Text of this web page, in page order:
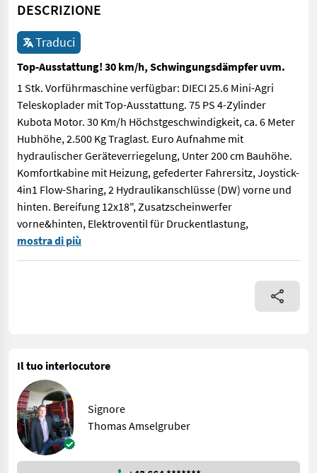
DESCRIZIONE
Traduci
Top-Ausstattung! 30 km/h, Schwingungsdämpfer uvm.
1 Stk. Vorführmaschine verfügbar: DIECI 25.6 Mini-Agri
Teleskoplader mit Top-Ausstattung. 75 PS 4-Zylinder
Kubota Motor. 30 Km/h Höchstgeschwindigkeit, ca. 6 Meter
Hubhöhe, 2.500 Kg Traglast. Euro Aufnahme mit
hydraulischer Geräteverriegelung, Unter 200 cm Bauhöhe.
Komfortkabine mit Heizung, gefederter Fahrersitz, Joystick-
4in1 Flow-Sharing, 2 Hydraulikanschlüsse (DW) vorne und
hinten. Bereifung 12x18", Zusatzscheinwerfer
vorne&hinten, Elektroventil für Druckentlastung,
1 Stk. Vorführmaschine verfügbar: DIECI 25.6 Mini-Agri
mostra di più
Il tuo interlocutore
Signore
Thomas Amselgruber